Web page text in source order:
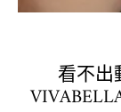
看不出